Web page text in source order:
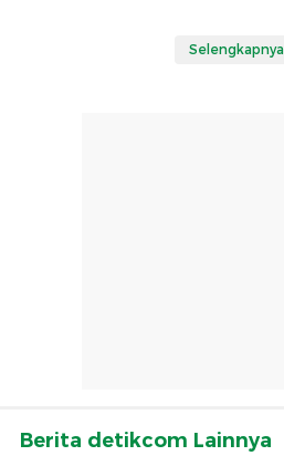
Selengkapnya
Berita detikcom Lainnya